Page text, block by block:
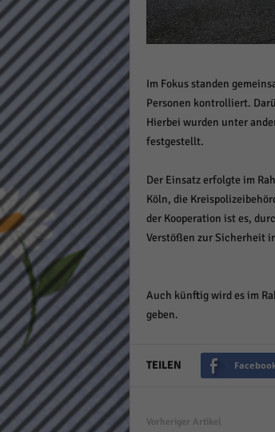
Im Fokus standen
Personen kontrolliert.
Hierbei wurden unter
festgestellt.
Der Einsatz erfolgte im
Köln, die
der Kooperation ist es,
Verstößen zur Sicherheit
Auch künftig wird es im
geben.
TEILEN
Vorheriger Artikel